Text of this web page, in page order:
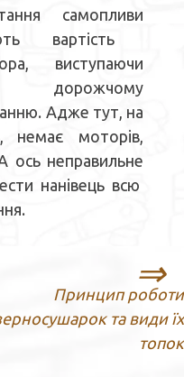
самопливи
вартість
виступаючи
дорожчому
ю. Адже тут, на
немає моторів,
ось неправильне
нанівець всю
.
Принцип роботи
та види їх
топок